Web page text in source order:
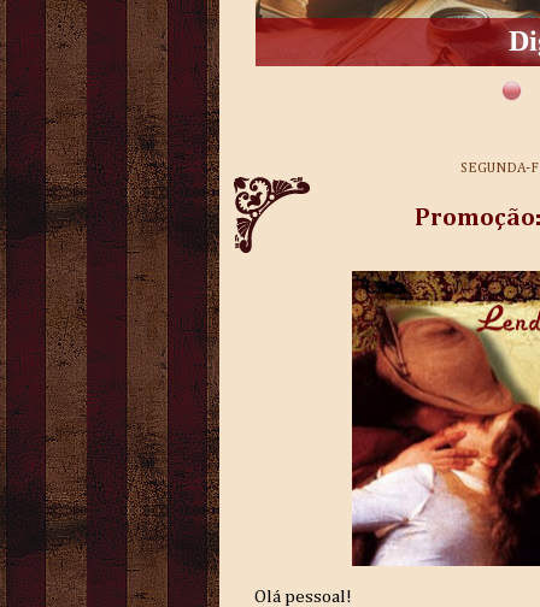
SEGUNDA-
Olá pessoal!